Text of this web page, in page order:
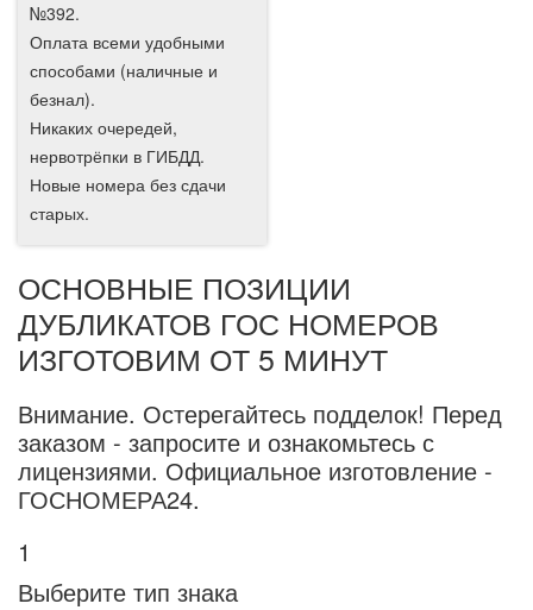
№392.
Оплата всеми удобными
способами (наличные и
безнал).
Никаких очередей,
нервотрёпки в ГИБДД.
Новые номера без сдачи
старых.
ОСНОВНЫЕ ПОЗИЦИИ
ДУБЛИКАТОВ ГОС НОМЕРОВ
ИЗГОТОВИМ ОТ 5 МИНУТ
Внимание. Остерегайтесь подделок! Перед
заказом - запросите и ознакомьтесь с
лицензиями. Официальное изготовление -
ГОСНОМЕРА24.
1
Выберите тип знака